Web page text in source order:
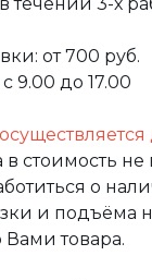
течении 3-х
от 700 руб.
9.00 до 17.00
в стоимость
о
и подъёма
товара.